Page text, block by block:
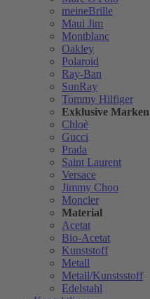
meineBrille
Maui Jim
Montblanc
Oakley
Polaroid
Ray-Ban
SunRay
Tommy Hilfiger
Exklusive Marken
Chloè
Gucci
Prada
Saint Laurent
Versace
Jimmy Choo
Moncler
Material
Acetat
Bio-Acetat
Kunststoff
Metall
Metall/Kunstsstoff
Edelstahl